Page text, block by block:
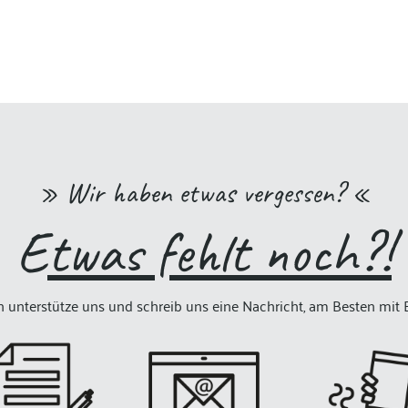
» Wir haben etwas vergessen? «
Etwas fehlt noch?!
unterstütze uns und schreib uns eine Nachricht, am Besten mit